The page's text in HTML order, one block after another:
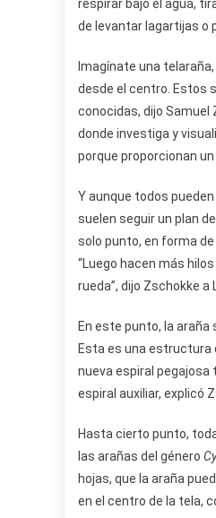
respirar bajo el agua,
de levantar lagartijas o
Imagínate una
desde el centro. Estos
conocidas, dijo Samuel
donde investiga y
porque proporcionan
Y aunque todos
suelen seguir un plan
solo punto, en forma de
“Luego hacen más
rueda”, dijo Zschokke a
En este punto, la
Esta es una estructura
nueva espiral pegajosa
espiral auxiliar, explicó
Hasta cierto punto,
las arañas del género
hojas, que la araña
en el centro de la tela,